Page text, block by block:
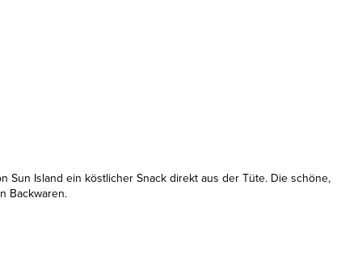
Island ein köstlicher Snack direkt aus der Tüte. Die schöne,
Backwaren.